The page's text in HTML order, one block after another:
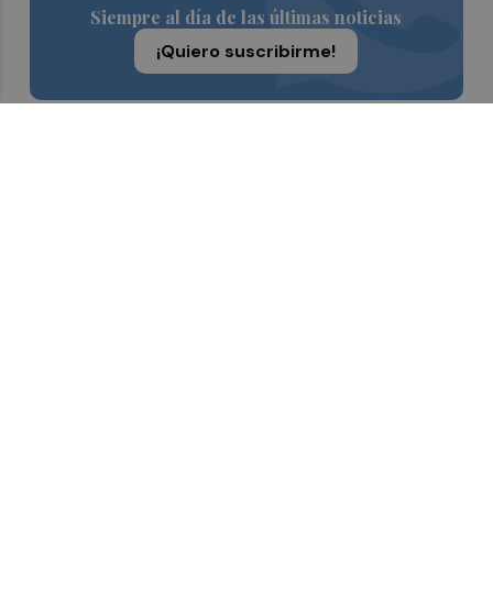
Siempre al día de las últimas noticias
¡Quiero suscribirme!